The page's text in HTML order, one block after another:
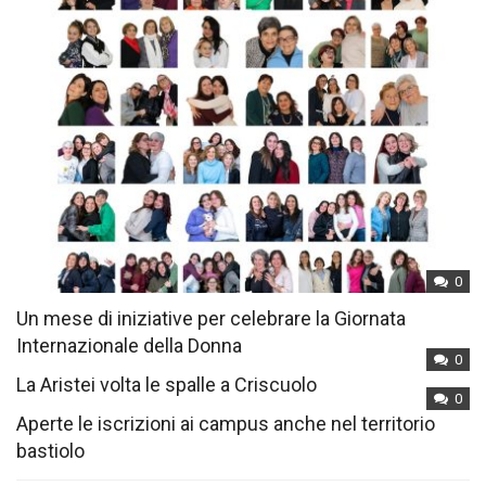
0
Un mese di iniziative per celebrare la Giornata
Internazionale della Donna
0
La Aristei volta le spalle a Criscuolo
0
Aperte le iscrizioni ai campus anche nel territorio
bastiolo